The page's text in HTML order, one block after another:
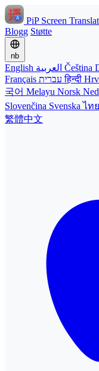
PiP Screen
Blogg Støtte
nb
English Čeština
Français
עבריתहिन्दी
국어 Melayu Norsk
Slovenčina Svenskaไทย
繁體中文